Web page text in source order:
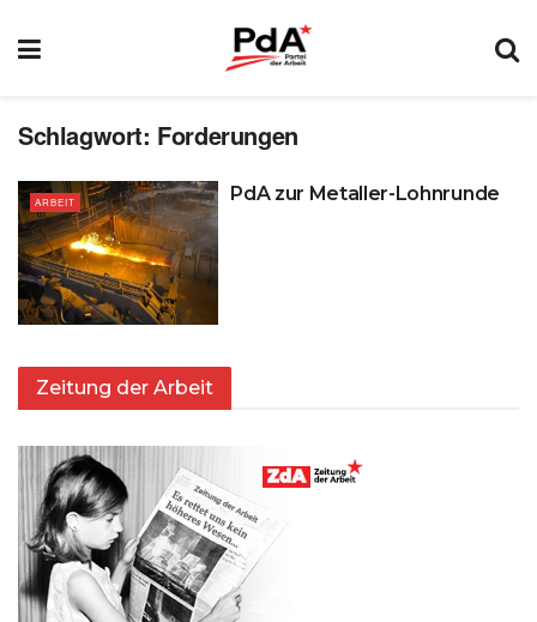
Schlagwort: Forderungen
ARBEIT PdA zur Metaller-Lohnrunde
Zeitung der Arbeit